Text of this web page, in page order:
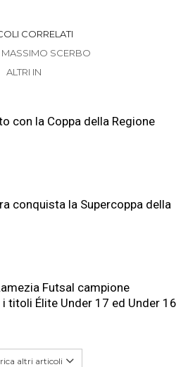
CORRELATI
MASSIMO SCERBO
ALTRI IN
con la Coppa della Regione
conquista la Supercoppa della
Futsal campione
titoli Élite Under 17 ed Under 16
altri articoli